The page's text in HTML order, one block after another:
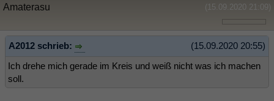
(15.09.2020 21:09)
Amaterasu
(15.09.2020 20:55)
A2012 schrieb:
Ich drehe mich gerade im Kreis und weiß nicht was ich machen
soll.